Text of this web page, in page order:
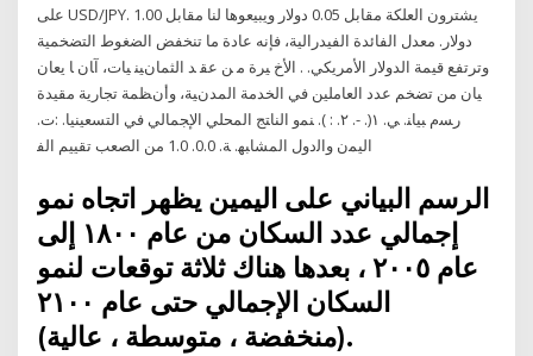
على USD/JPY. يشترون العلكة مقابل 0.05 دولار ويبيعوها لنا مقابل 1.00
دولار. معدل الفائدة الفيدرالية، فإنه عادة ما تنخفض الضغوط التضخمية
وترتفع قيمة الدولار الأمريكي. . اﻷﺥ ﻴﺮة ﻣ ﻦ ﻋﻘ ﺪ اﻟﺜﻤﺎﻥﻴﻨ ﻴﺎت، آﺎﻥ ﺎ ﻳﻌﺎﻥ
ﻴﺎن ﻣﻦ ﺗﻀﺨﻢ ﻋﺪد اﻟﻌﺎﻣﻠﻴﻦ ﻓﻲ اﻟﺨﺪﻣﺔ اﻟﻤﺪﻥﻴﺔ، وأﻥﻈﻤﺔ ﺗﺠﺎرﻳﺔ ﻣﻘﻴﺪة
ﺭﺴﻡ ﺒﻴﺎﻨ. ﻲ. ١(. -. ٢. : ). ﻨﻤﻭ ﺍﻟﻨﺎﺘﺞ ﺍﻟﻤﺤﻠﻲ ﺍﻹﺠﻤﺎﻟﻲ ﻓﻲ ﺍﻟﺘﺴﻌﻴﻨﻴﺎ. :ﺕ.
ﺍﻟﻴﻤﻥ ﻭﺍﻟﺩﻭل ﺍﻟﻤﺸﺎﺒﻬ. ﺔ. 0.0. 1.0 ﻣﻦ اﻟﺼﻌﺐ ﺗﻘﻴﻴﻢ اﻟﻔ
الرسم البياني على اليمين يظهر اتجاه نمو
إجمالي عدد السكان من عام ١٨٠٠ إلى
عام ٢٠٠٥ ، بعدها هناك ثلاثة توقعات لنمو
السكان الإجمالي حتى عام ٢١٠٠
(منخفضة ، متوسطة ، عالية).